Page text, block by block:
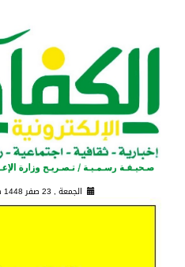
الجمعة , 23 صفر 1448 هـ ,